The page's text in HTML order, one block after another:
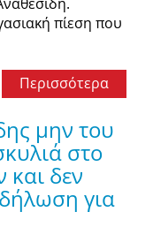
πίεση που
Περισσότερα
μην του
στο
δεν
για